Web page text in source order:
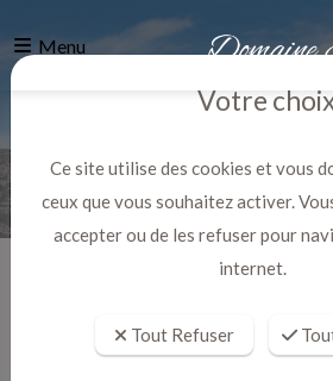
Menu
Votre
Ce site utilise des cookies et vous
ceux que vous souhaitez activer.
accepter ou de les refuser pour
internet.
Tout Refuser